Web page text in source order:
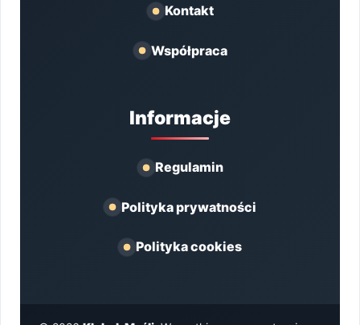
Kontakt
Współpraca
Informacje
Regulamin
Polityka prywatności
Polityka cookies